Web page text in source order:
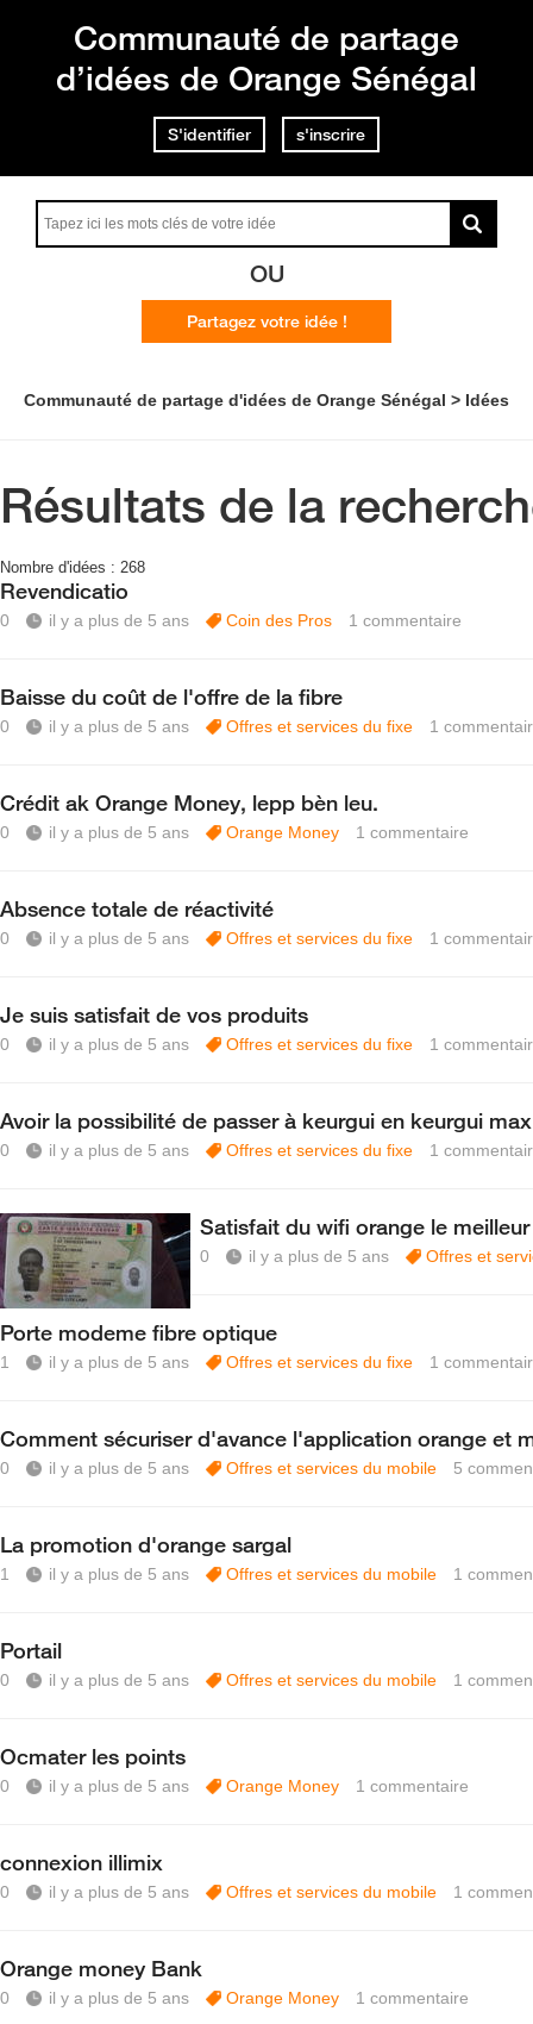
Communauté de partage
d’idées de Orange Sénégal
S'identifier s'inscrire
OU
Partagez votre idée !
Communauté de partage d'idées de Orange Sénégal Idées
Résultats de la
Nombre d'idées : 268
Revendicatio
0 il y a plus de 5 ans Coin des Pros 1 commentaire
Baisse du coût de l'offre de la fibre
0 il y a plus de 5 ans Offres et services du fixe 1
Crédit ak Orange Money, lepp bèn leu.
0 il y a plus de 5 ans Orange Money 1 commentaire
Absence totale de réactivité
0 il y a plus de 5 ans Offres et services du fixe 1
Je suis satisfait de vos produits
0 il y a plus de 5 ans Offres et services du fixe 1
Avoir la possibilité de passer à keurgui en keurgui
0 il y a plus de 5 ans Offres et services du fixe 1
Satisfait du wifi orange le
0 il y a plus de 5 ans Offres et
Porte modeme fibre optique
1 il y a plus de 5 ans Offres et services du fixe 1
Comment sécuriser d'avance l'application orange et
0 il y a plus de 5 ans Offres et services du mobile 5
La promotion d'orange sargal
1 il y a plus de 5 ans Offres et services du mobile 1
Portail
0 il y a plus de 5 ans Offres et services du mobile 1
Ocmater les points
0 il y a plus de 5 ans Orange Money 1 commentaire
connexion illimix
0 il y a plus de 5 ans Offres et services du mobile 1
Orange money Bank
0 il y a plus de 5 ans Orange Money 1 commentaire